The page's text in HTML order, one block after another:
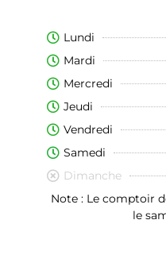
Lundi
Mardi
Mercredi
Jeudi
Vendredi
Samedi
Dimanche
Note : Le comptoir
le